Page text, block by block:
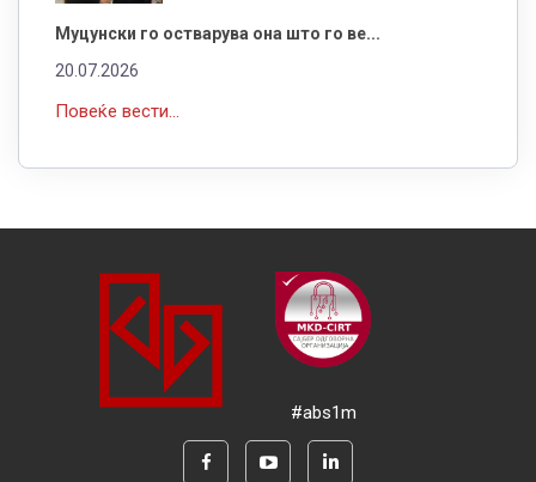
Муцунски го остварува она што го ве...
20.07.2026
Повеќе вести...
#abs1m